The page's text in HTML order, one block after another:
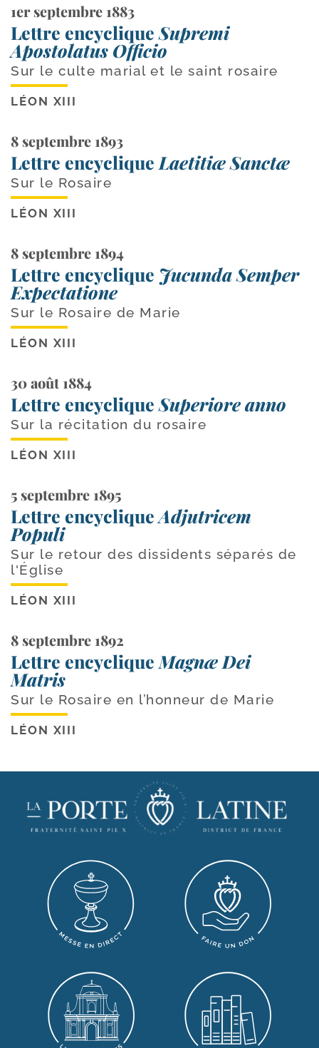
1er septembre 1883
Lettre encycliqueSupremi
Apostolatus Officio
Sur le culte marial et le saint rosaire
LÉON XIII
8 septembre 1893
Lettre encyclique Laetitiæ Sanctæ
Sur le Rosaire
LÉON XIII
8 septembre 1894
Lettre encyclique Jucunda Semper
Expectatione
Sur le Rosaire de Marie
LÉON XIII
30 août 1884
Lettre encycliqueSuperiore anno
Sur la récitation du rosaire
LÉON XIII
5 septembre 1895
Lettre encycliqueAdjutricem
Populi
Sur le retour des dissidents séparés de
l'Église
LÉON XIII
8 septembre 1892
Lettre encyclique Magnæ Dei
Matris
Sur le Rosaire en l’honneur de Marie
LÉON XIII